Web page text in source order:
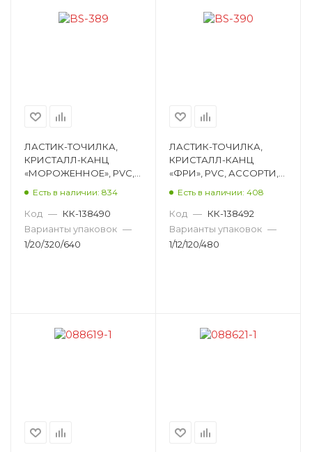
ЛАСТИК-ТОЧИЛКА,
КРИСТАЛЛ-КАНЦ
«МОРОЖЕННОЕ», PVC,
99733)
Есть в наличии: 834
Код — КК-138490
Варианты упаковок —
1/20/320/640
ЛАСТИК-ТОЧИЛКА,
КРИСТАЛЛ-КАНЦ
«ФРИ», PVC, АССОРТИ,
Есть в наличии: 408
Код — КК-138492
Варианты упаковок —
1/12/120/480